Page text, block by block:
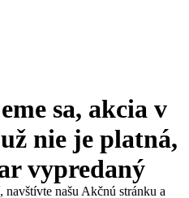
sa, akcia v
nie je platná,
vypredaný
našu Akčnú stránku a